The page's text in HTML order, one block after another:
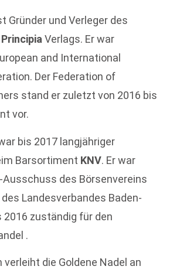
Gründer und Verleger des
Principia Verlags. Er war
and International
Der Federation of
stand er zuletzt von 2016 bis
vor.
bis 2017 langjähriger
Barsortiment KNV. Er war
Ausschuss des Börsenvereins
Landesverbandes Baden-
zuständig für den
.
verleiht die Goldene Nadel an